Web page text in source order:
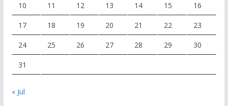
10 11 12 13 14 15 16
17 18 19 20 21 22 23
24 25 26 27 28 29 30
31
« Jul